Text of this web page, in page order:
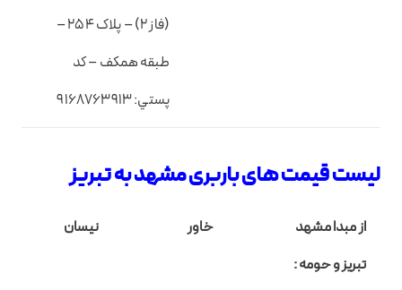
(فاز 2) – پلاک 254 –
طبقه همکف – کد
پستي: 9168763913
لیست قیمت های باربری مشهد به تبریز
از مبدا مشهد
تبریز و حومه :
خاور نیسان